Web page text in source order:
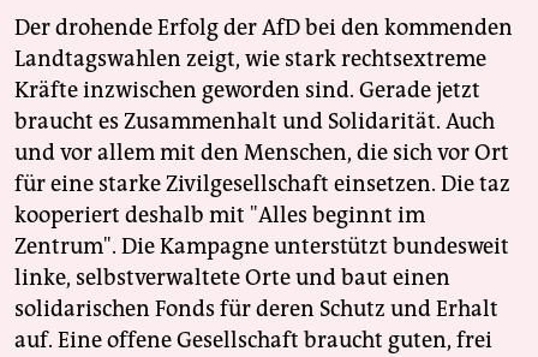
Der drohende Erfolg der AfD bei den kommenden
Landtagswahlen zeigt, wie stark rechtsextreme
Kräfte inzwischen geworden sind. Gerade jetzt
braucht es Zusammenhalt und Solidarität. Auch
und vor allem mit den Menschen, die sich vor Ort
für eine starke Zivilgesellschaft einsetzen. Die taz
kooperiert deshalb mit "Alles beginnt im
Zentrum". Die Kampagne unterstützt bundesweit
linke, selbstverwaltete Orte und baut einen
solidarischen Fonds für deren Schutz und Erhalt
auf. Eine offene Gesellschaft braucht guten, frei